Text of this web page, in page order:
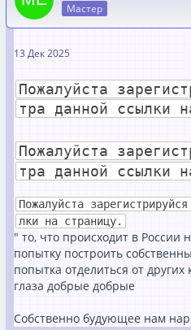
Мастер
13 Дек 2025
Пожалуйста
тра данной ссылки
Пожалуйста
тра данной ссылки
Пожалуйста
лки на страницу.
" то, что происходит в России
попытку построить
попытка отделиться от
глаза добрые добрые
Собственно будующее нам